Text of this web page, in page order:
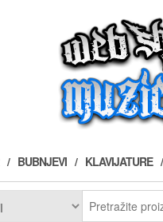
BUBNJEVI KLAVIJATURE